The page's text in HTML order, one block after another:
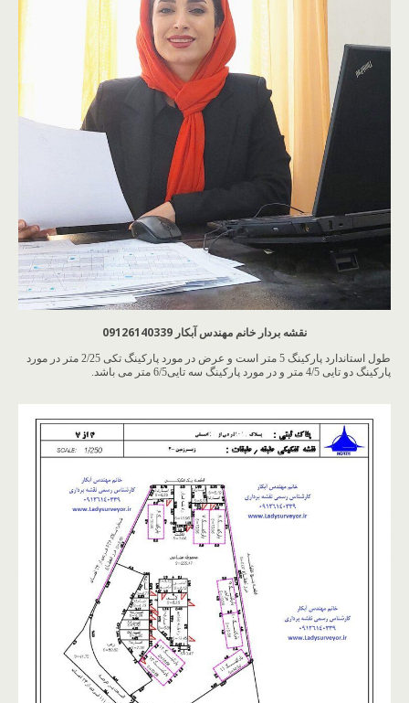
نقشه بردار خانم مهندس آبکار 09126140339
طول استاندارد پارکینگ 5 متر است و عرض در مورد پارکینگ تکی 2/25 متر در مورد
پارکینگ دو تایی 4/5 متر و در مورد پارکینگ سه تایی6/5 متر می باشد.